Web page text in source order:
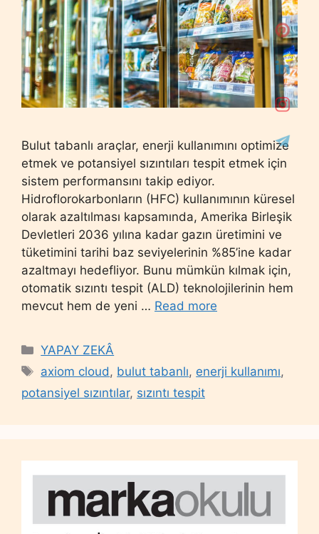
Bulut tabanlı araçlar, enerji kullanımını optimize
etmek ve potansiyel sızıntıları tespit etmek için
sistem performansını takip ediyor.
Hidroflorokarbonların (HFC) kullanımının küresel
olarak azaltılması kapsamında, Amerika Birleşik
Devletleri 2036 yılına kadar gazın üretimini ve
tüketimini tarihi baz seviyelerinin %85’ine kadar
azaltmayı hedefliyor. Bunu mümkün kılmak için,
otomatik sızıntı tespit (ALD) teknolojilerinin hem
mevcut hem de yeni … Read more
Categories
YAPAY ZEKÂ
Tags
axiom cloud , bulut tabanlı, enerji kullanımı,
potansiyel sızıntılar, sızıntı tespit